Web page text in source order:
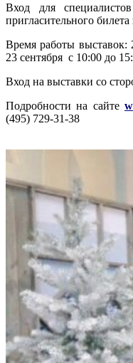
Вход для
пригласительного
Время работы выставок:
23 сентября с 10:00 до
Вход на выставки со
Подробности на сайте
(495) 729-31-38